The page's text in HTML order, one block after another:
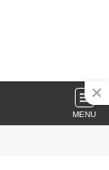
MENU